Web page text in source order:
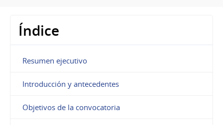
Índice
Resumen ejecutivo
Introducción y antecedentes
Objetivos de la convocatoria